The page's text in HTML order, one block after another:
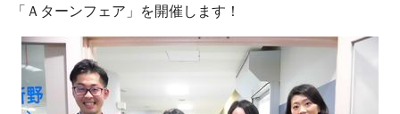
「Ａターンフェア」を開催します！